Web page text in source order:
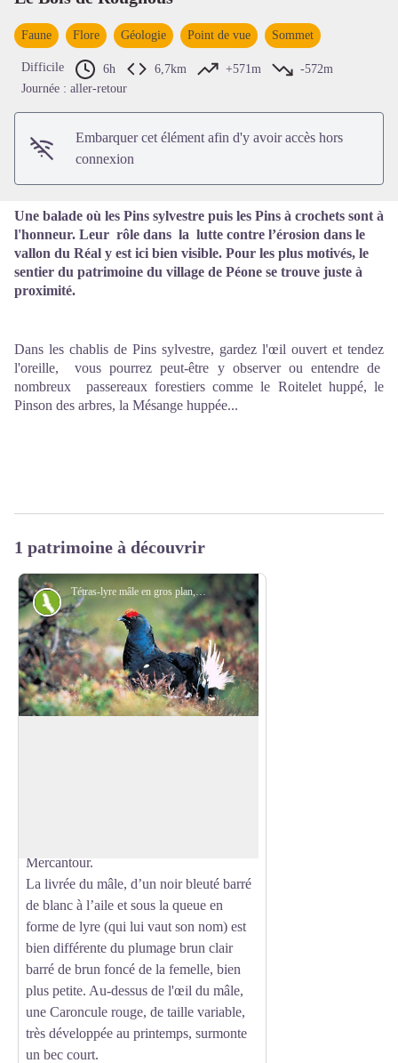
Voir l'image en plein écran
Faune Flore Géologie Point de vue Sommet
Difficile 6h 6,7km +571m
-572m
Journée : aller-retour
Embarquer cet élément afin d'y avoir accès hors
connexion
Une balade où les Pins sylvestre puis les Pins à crochets sont à
l'honneur. Leur rôle dans la lutte contre l’érosion dans le
vallon du Réal y est ici bien visible. Pour les plus motivés, le
sentier du patrimoine du village de Péone se trouve juste à
proximité.
Dans les chablis de Pins sylvestre, gardez l'œil ouvert et tendez
l'oreille, vous pourrez peut-être y observer ou entendre de
nombreux passereaux forestiers comme le Roitelet huppé, le
Pinson des arbres, la Mésange huppée...
1 patrimoine à découvrir
Tétras-lyre mâle en gros plan, (Tetrao tetrix ou lyrurus tetrix) - VINAJ Jean-Charles
Faune
Mercantour.
La livrée du mâle, d’un noir bleuté barré
de blanc à l’aile et sous la queue en
forme de lyre (qui lui vaut son nom) est
bien différente du plumage brun clair
barré de brun foncé de la femelle, bien
plus petite. Au-dessus de l'œil du mâle,
une Caroncule rouge, de taille variable,
très développée au printemps, surmonte
un bec court.